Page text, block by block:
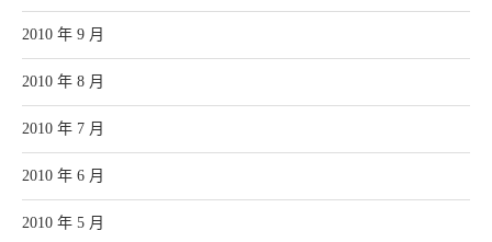
2010 年 9 月
2010 年 8 月
2010 年 7 月
2010 年 6 月
2010 年 5 月